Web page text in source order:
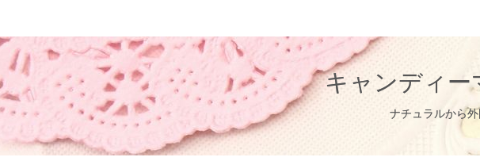
キャンディー
ナチュラルから